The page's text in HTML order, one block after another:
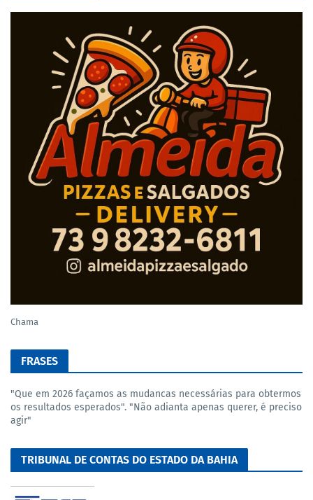
Chama
FRASES
"Que em 2026 façamos as mudancas necessárias para obtermos
os resultados esperados". "Não adianta apenas querer, é preciso
agir"
TRIBUNAL DE CONTAS DO ESTADO DA BAHIA